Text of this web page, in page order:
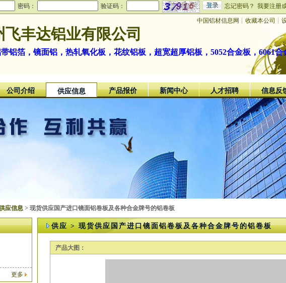
密码： 验证码： 忘记密码？ 我要注册
中国铝材信息网 ┊ 收藏本公司 ┊
飞丰达铝业有限公司
铝箔，镜面铝，热轧氧化板，花纹铝板，超宽超厚铝板，5052合金板，6061合
公司介绍 供应信息 产品报价 新闻中心 人才招聘 信息反
应信息 > 现货供应国产进口镜面铝卷板及各种合金牌号的铝卷板
更多
供应 > 现货供应国产进口镜面铝卷板及各种合金牌号的铝卷板
产品大图：